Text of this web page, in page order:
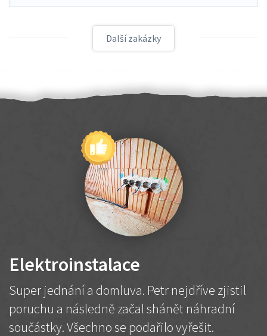
Další zakázky
Elektroinstalace
Super jednání a domluva. Petr nejdříve zjistil
poruchu a následně začal shánět náhradní
součástky. Všechno se podařilo vyřešit.